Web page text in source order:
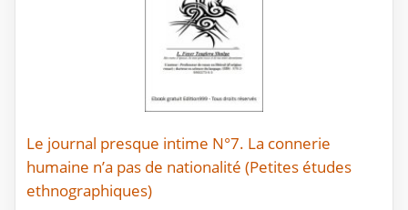
Le journal presque intime N°7. La connerie
humaine n’a pas de nationalité (Petites études
ethnographiques)